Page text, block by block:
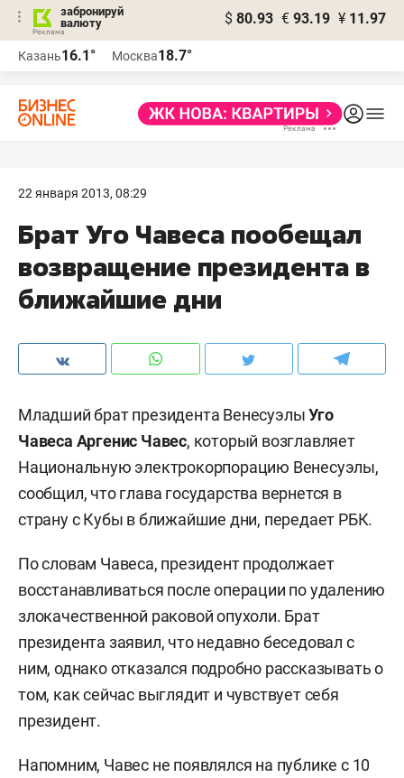
забронируй
валюту
$ 80.93 € 93.19 ¥ 11.97
Казань16.1° Москва18.7°
22 января 2013, 08:29
Брат Уго Чавеса пообещал
возвращение президента в
ближайшие дни
Младший брат президента ВенесуэлыУго
Чавеса Аргенис Чавес, который возглавляет
Национальную электрокорпорацию Венесуэлы,
сообщил, что глава государства вернется в
страну с Кубы в ближайшие дни, передает РБК.
По словам Чавеса, президент продолжает
восстанавливаться после операции по удалению
злокачественной раковой опухоли. Брат
президента заявил, что недавно беседовал с
ним, однако отказался подробно рассказывать о
том, как сейчас выглядит и чувствует себя
президент.
Напомним, Чавес не появлялся на публике с 10